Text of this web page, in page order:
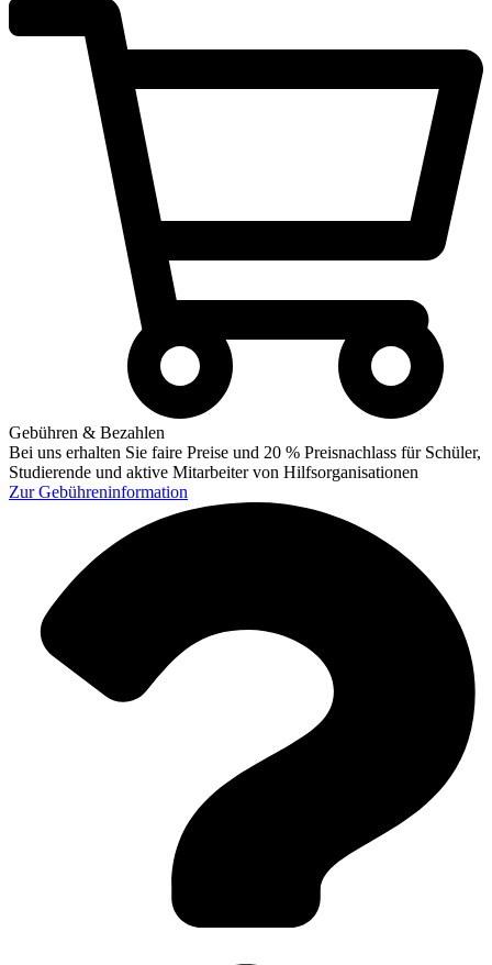
Gebühren & Bezahlen
Bei uns erhalten Sie faire Preise und 20 % Preisnachlass für Schüler,
Studierende und aktive Mitarbeiter von Hilfsorganisationen
ZurGebühreninformation